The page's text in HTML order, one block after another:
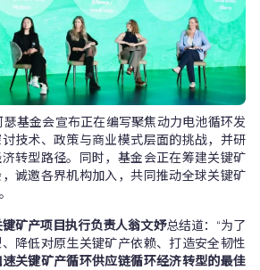
瑟基金会宣布正在编写聚焦动力电池循环发
技术、政策与商业模式层面的挑战，并研
转型路径。同时，基金会正在筹建关键矿
诚邀各界机构加入，共同推动全球关键矿
矿产项目执行负责人翁文妤总结道：“为了
降低对原生关键矿产依赖、打造安全韧性
关键矿产循环供应链循环经济转型的最佳